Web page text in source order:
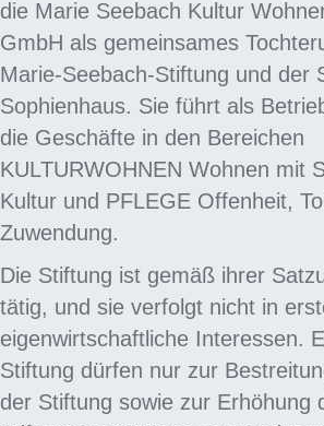
die Marie Seebach Kultur
GmbH als gemeinsames
Marie-Seebach-Stiftung und der
Sophienhaus. Sie führt als
die Geschäfte in den Bereichen
KULTURWOHNEN Wohnen mit
Kultur und PFLEGE Offenheit,
Zuwendung.
Die Stiftung ist gemäß ihrer
tätig, und sie verfolgt nicht in
eigenwirtschaftliche Interessen.
Stiftung dürfen nur zur
der Stiftung sowie zur Erhöhung